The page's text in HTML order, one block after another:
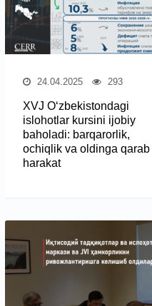
24.04.2025 293
XVJ O‘zbekistondagi
islohotlar kursini ijobiy
baholadi: barqarorlik,
ochiqlik va oldinga qarab
harakat